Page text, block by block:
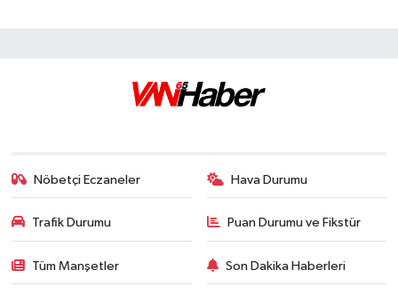
Nöbetçi Eczaneler Hava Durumu
Trafik Durumu Puan Durumu ve Fikstür
Tüm Manşetler Son Dakika Haberleri